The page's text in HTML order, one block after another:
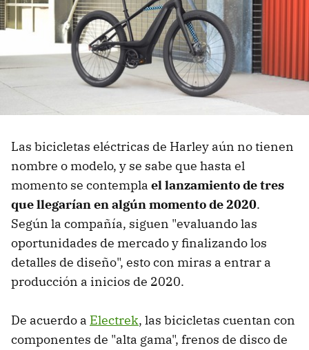
Las bicicletas eléctricas de Harley aún no tienen
nombre o modelo, y se sabe que hasta el
momento se contempla el lanzamiento de tres
que llegarían en algún momento de 2020.
Según la compañía, siguen "evaluando las
oportunidades de mercado y finalizando los
detalles de diseño", esto con miras a entrar a
producción a inicios de 2020.
De acuerdo a Electrek, las bicicletas cuentan con
componentes de "alta gama", frenos de disco de